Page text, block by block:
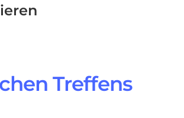
Treffens